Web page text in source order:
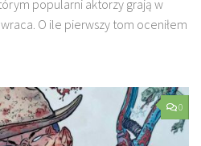
popularni aktorzy grają w
O ile pierwszy tom oceniłem
0